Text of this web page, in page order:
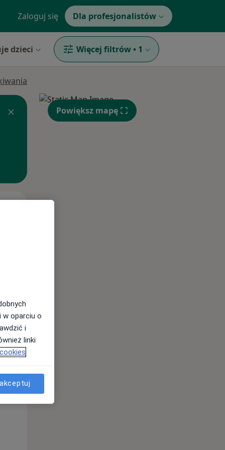
Zaloguj się Dla profesjonalistów
dzieci Więcej filtrów • 1
Powiększ mapę
w oparciu o
i
linki